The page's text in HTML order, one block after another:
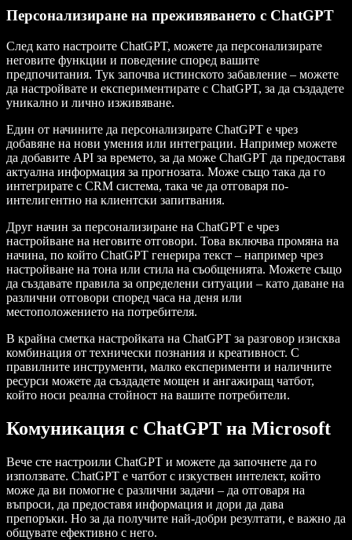
Персонализиране на преживяването с ChatGPT
След като настроите ChatGPT, можете да персонализирате
неговите функции и поведение според вашите
предпочитания. Тук започва истинското забавление – можете
да настройвате и експериментирате с ChatGPT, за да създадете
уникално и лично изживяване.
Един от начините да персонализирате ChatGPT е чрез
добавяне на нови умения или интеграции. Например можете
да добавите API за времето, за да може ChatGPT да предоставя
актуална информация за прогнозата. Може също така да го
интегрирате с CRM система, така че да отговаря по-
интелигентно на клиентски запитвания.
Друг начин за персонализиране на ChatGPT е чрез
настройване на неговите отговори. Това включва промяна на
начина, по който ChatGPT генерира текст – например чрез
настройване на тона или стила на съобщенията. Можете също
да създавате правила за определени ситуации – като даване на
различни отговори според часа на деня или
местоположението на потребителя.
В крайна сметка настройката на ChatGPT за разговор изисква
комбинация от технически познания и креативност. С
правилните инструменти, малко експерименти и наличните
ресурси можете да създадете мощен и ангажиращ чатбот,
който носи реална стойност на вашите потребители.
Комуникация с ChatGPT на Microsoft
Вече сте настроили ChatGPT и можете да започнете да го
използвате. ChatGPT е чатбот с изкуствен интелект, който
може да ви помогне с различни задачи – да отговаря на
въпроси, да предоставя информация и дори да дава
препоръки. Но за да получите най-добри резултати, е важно да
общувате ефективно с него.